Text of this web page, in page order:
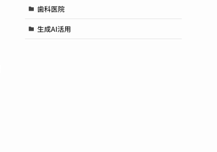
歯科医院
生成AI活用